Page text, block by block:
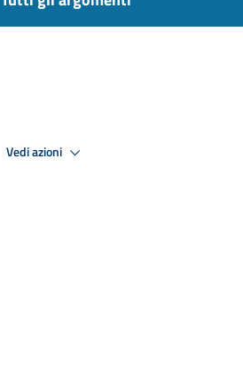
Vedi azioni